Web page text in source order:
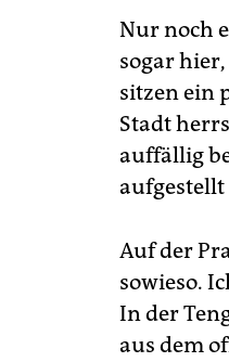
Nur noch
sogar
sitzen ein
Stadt
auffällig
aufgestellt
Auf der
sowieso.
In der
aus dem